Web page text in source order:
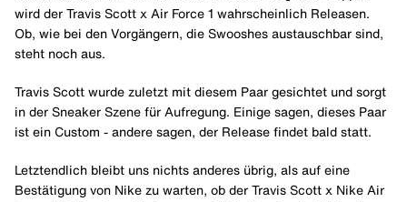
wird der Travis Scott x Air Force 1 wahrscheinlich Releasen.
Ob, wie bei den Vorgängern, die Swooshes austauschbar sind,
steht noch aus.
Travis Scott wurde zuletzt mit diesem Paar gesichtet und sorgt
in der Sneaker Szene für Aufregung. Einige sagen, dieses Paar
ist ein Custom - andere sagen, der Release findet bald statt.
Letztendlich bleibt uns nichts anderes übrig, als auf eine
Bestätigung von Nike zu warten, ob der Travis Scott x Nike Air